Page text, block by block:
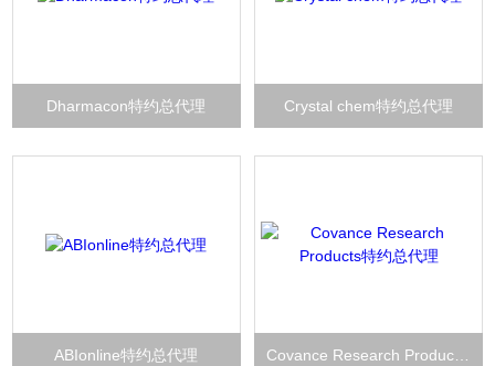
Dharmacon特约总代理 Crystal chem特约总代理
ABIonline特约总代理 Covance Research Products特约总代理